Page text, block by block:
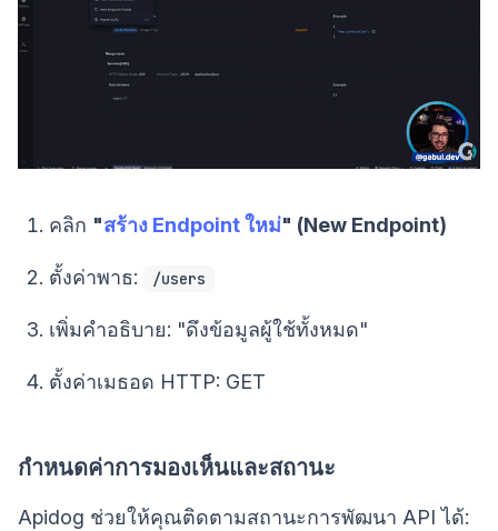
คลิก "สร้าง Endpoint ใหม่" (New Endpoint)
ตั้งค่าพาธ: /users
เพิ่มคำอธิบาย: "ดึงข้อมูลผู้ใช้ทั้งหมด"
ตั้งค่าเมธอด HTTP: GET
กำหนดค่าการมองเห็นและสถานะ
Apidog ช่วยให้คุณติดตามสถานะการพัฒนา API ได้: